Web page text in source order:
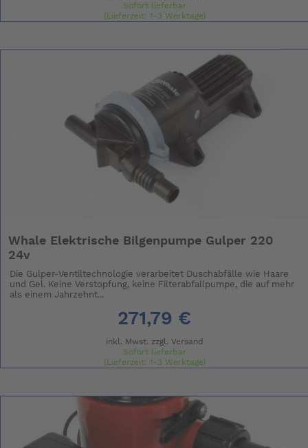
Sofort lieferbar
(Lieferzeit: 1-3 Werktage)
Whale Elektrische Bilgenpumpe Gulper 220
24v
Die Gulper-Ventiltechnologie verarbeitet Duschabfälle wie Haare
und Gel. Keine Verstopfung, keine Filterabfallpumpe, die auf mehr
als einem Jahrzehnt...
271,79 €
inkl. Mwst. zzgl. Versand
Sofort lieferbar
(Lieferzeit: 1-3 Werktage)